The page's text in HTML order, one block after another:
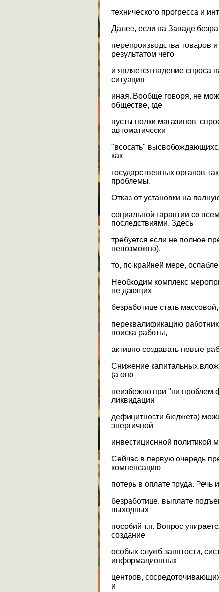
технического прогресса и
Далее, если на Западе
перепроизводства товаров
результатом чего
и является падение спроса
ситуация
иная. Вообще говоря, не
обществе, где
пусты полки магазинов:
автоматически
"всосать"
как
государственных органов
проблемы.
Отказ от установки на
социальной гарантии со
последствиями. Здесь
требуется если не полное
невозможно),
то, по крайней мере,
Необходим комплекс
не дающих
безработице стать
переквалификацию
поиска работы,
активно создавать новые
Снижение капитальных
(а оно
неизбежно при "ни проблем
ликвидации
дефицитности бюджета)
энергичной
инвестиционной политикой
Сейчас в первую очередь
компенсацию
потерь в оплате труда. Речь
безработице, выплате
выходных
пособий т.п. Вопрос
создание
особых служб занятости,
информационных
центров,
и